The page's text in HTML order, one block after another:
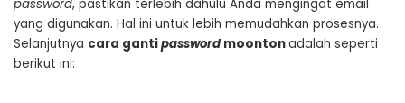
password, pastikan terlebih dahulu Anda mengingat email
yang digunakan. Hal ini untuk lebih memudahkan prosesnya.
Selanjutnya cara gantipasswordmoontonadalah seperti
berikut ini: